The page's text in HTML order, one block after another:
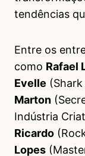
tendências
Entre os
como Rafael
Evelle
Marton
Indústria
Ricardo
Lopes